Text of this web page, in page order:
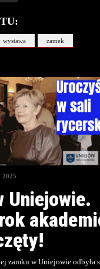
wystawa zamek
2025
Uniejowie.
zamku w Uniejowie odbyła